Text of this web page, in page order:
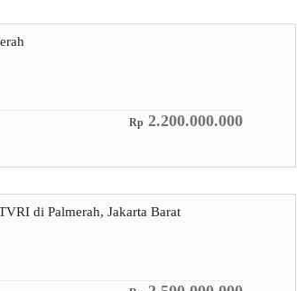
Rp 2.200.000.000
di Palmerah, Jakarta Barat